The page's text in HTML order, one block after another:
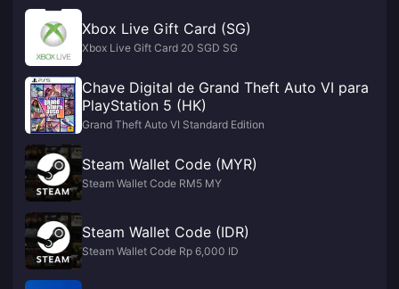
Xbox Live Gift Card (SG)
Xbox Live Gift Card 20 SGD SG
Chave Digital de Grand Theft Auto VI para
PlayStation 5 (HK)
Grand Theft Auto VI Standard Edition
Steam Wallet Code (MYR)
Steam Wallet Code RM5 MY
Steam Wallet Code (IDR)
Steam Wallet Code Rp 6,000 ID